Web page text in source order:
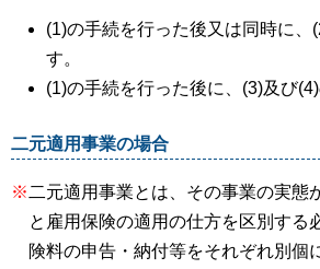
(1)の手続を行った後又は同時に、
す。
(1)の手続を行った後に、(3)及び
二元適用事業の場合
※ 二元適用事業とは、その事業の実態
と雇用保険の適用の仕方を区別する
険料の申告・納付等をそれぞれ別個